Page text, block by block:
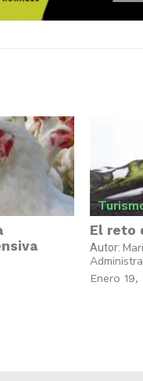
El reto
Autor:
Enero 19,